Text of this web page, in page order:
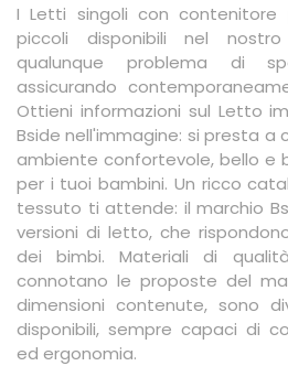
I Letti singoli con
piccoli disponibili nel nostro
qualunque problema di
assicurando
Ottieni informazioni sul Letto
Bside nell'immagine: si presta
ambiente confortevole, bello e
per i tuoi bambini. Un ricco
tessuto ti attende: il marchio
versioni di letto, che
dei bimbi. Materiali di
connotano le proposte del
dimensioni contenute, sono
disponibili, sempre capaci di
ed ergonomia.